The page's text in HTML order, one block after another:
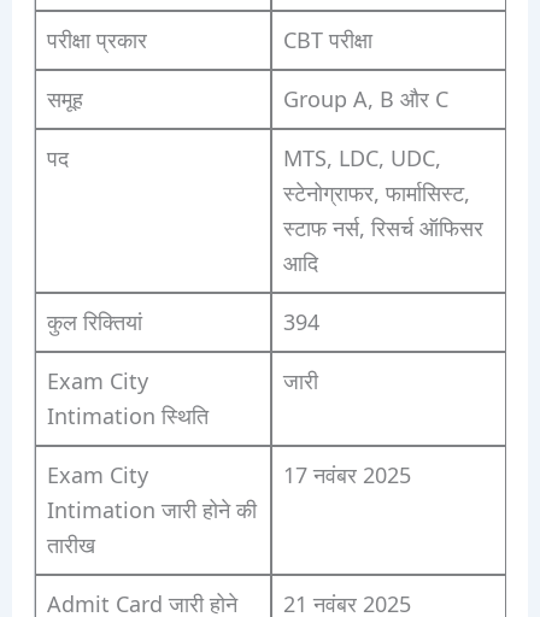
परीक्षा प्रकार CBT परीक्षा
समूह Group A, B और C
पद
MTS, LDC, UDC,
स्टेनोग्राफर, फार्मासिस्ट,
स्टाफ नर्स, रिसर्च ऑफिसर
आदि
कुल रिक्तियां 394
Exam City
Intimation स्थिति
जारी
Exam City
Intimation जारी होने की
तारीख
17 नवंबर 2025
Admit Card जारी होने
21 नवंबर 2025